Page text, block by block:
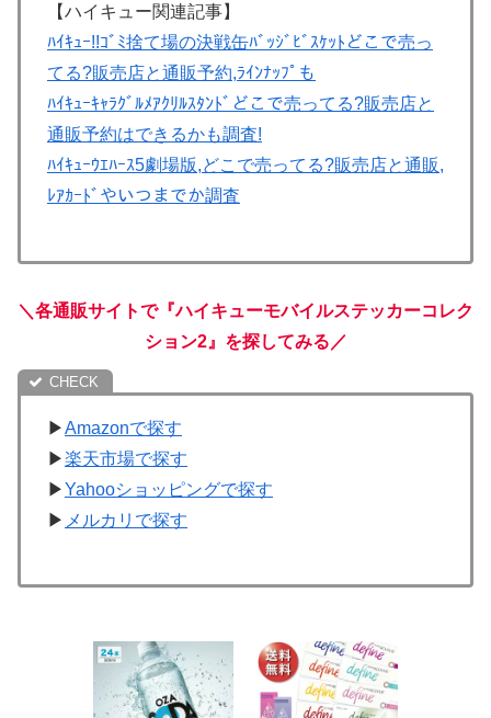
【ハイキュー関連記事】
ﾊｲｷｭｰ!!ｺﾞﾐ捨て場の決戦缶ﾊﾞｯｼﾞﾋﾞｽｹｯﾄどこで売っ
てる?販売店と通販予約,ﾗｲﾝﾅｯﾌﾟも
ﾊｲｷｭｰｷｬﾗｸﾞﾙﾒｱｸﾘﾙｽﾀﾝﾄﾞどこで売ってる?販売店と
通販予約はできるかも調査!
ﾊｲｷｭｰｳｴﾊｰｽ5劇場版,どこで売ってる?販売店と通販,
ﾚｱｶｰﾄﾞやいつまでか調査
＼各通販サイトで『ハイキューモバイルステッカーコレク
ション2』を探してみる／
▶Amazonで探す
▶楽天市場で探す
▶Yahooショッピングで探す
▶ メルカリで探す